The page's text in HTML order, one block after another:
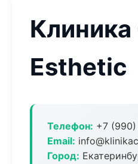
Esthetic
Телефон: +7
Email:
Город: